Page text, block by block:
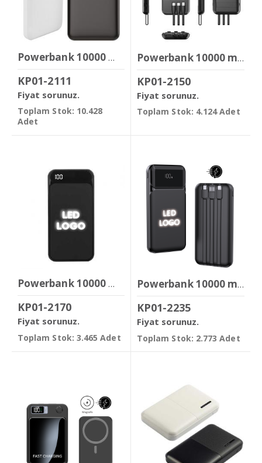
Powerbank 10000 mAh
KP01-2111
Fiyat sorunuz.
Toplam Stok: 10.428
Adet
Powerbank 10000 mAh
KP01-2150
Fiyat sorunuz.
Toplam Stok: 4.124 Adet
Powerbank 10000 mAh
KP01-2170
Fiyat sorunuz.
Toplam Stok: 3.465 Adet
Powerbank 10000 mAh ( 22.5w Hızlı Şarj )
KP01-2235
Fiyat sorunuz.
Toplam Stok: 2.773 Adet